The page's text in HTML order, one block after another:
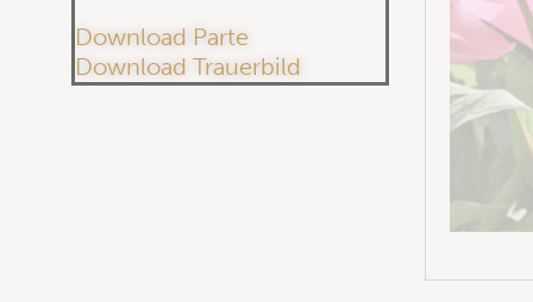
Download Parte
Download Trauerbild